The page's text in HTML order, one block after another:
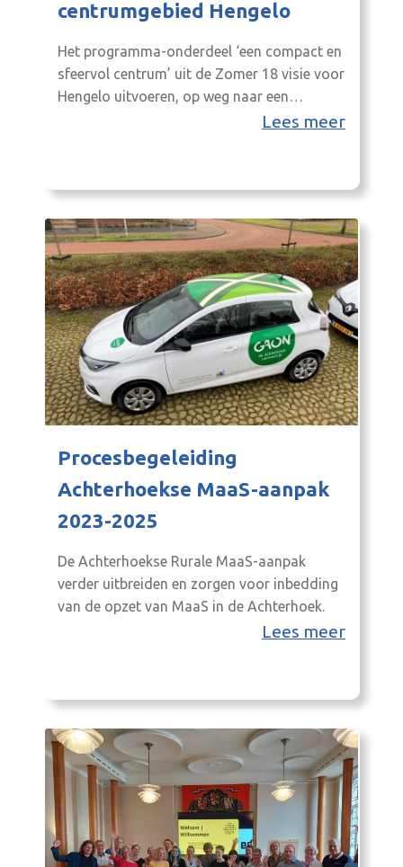
centrumgebied Hengelo
Het programma-onderdeel ‘een compact en
sfeervol centrum’ uit de Zomer 18 visie voor
Hengelo uitvoeren, op weg naar een
compacter winkelgebied zonder leegstand
Lees meer
Procesbegeleiding
Achterhoekse MaaS-aanpak
2023-2025
De Achterhoekse Rurale MaaS-aanpak
verder uitbreiden en zorgen voor inbedding
van de opzet van MaaS in de Achterhoek.
Lees meer